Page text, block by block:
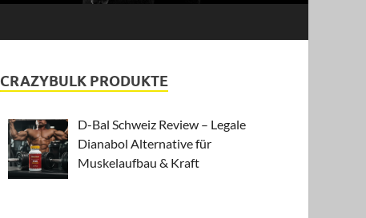
CRAZYBULK PRODUKTE
D-Bal Schweiz Review – Legale
Dianabol Alternative für
Muskelaufbau & Kraft